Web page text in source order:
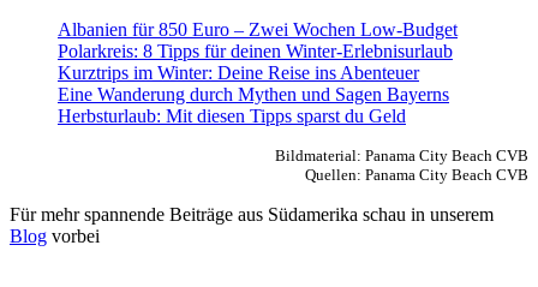
Albanien für 850 Euro – Zwei Wochen Low-Budget
Polarkreis: 8 Tipps für deinen Winter-Erlebnisurlaub
Kurztrips im Winter: Deine Reise ins Abenteuer
Eine Wanderung durch Mythen und Sagen Bayerns
Herbsturlaub: Mit diesen Tipps sparst du Geld
Bildmaterial: Panama City Beach CVB
Quellen: Panama City Beach CVB
Für mehr spannende Beiträge aus Südamerika schau in unserem
Blog vorbei